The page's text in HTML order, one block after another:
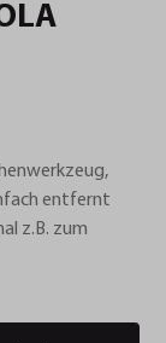
entfernt
z.B. zum